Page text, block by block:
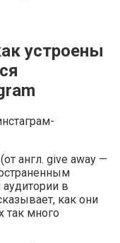
устроены
англ. give away —
в
как они
так много